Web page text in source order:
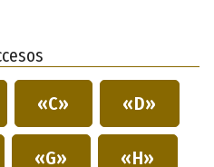
«C» «D»
«G» «H»